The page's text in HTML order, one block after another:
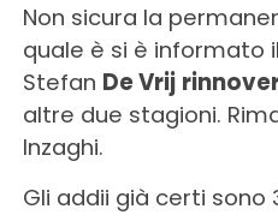
Non sicura la
quale è si è informato
Stefan De Vrij
altre due stagioni.
Inzaghi.
Gli addii già certi sono